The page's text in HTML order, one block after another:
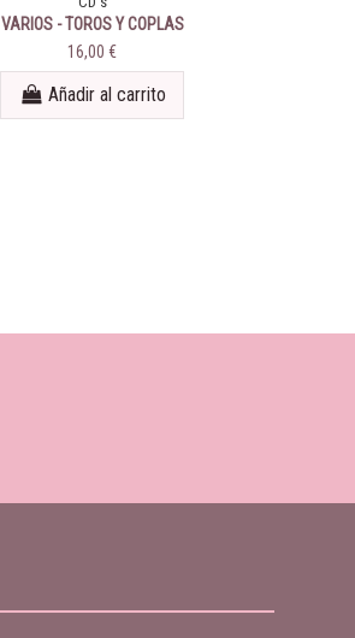
VARIOS - TOROS Y COPLAS
16,00 €
Añadir al carrito